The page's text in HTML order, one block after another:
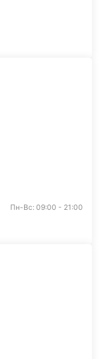
Пн-Вс: 09:00 - 21:00